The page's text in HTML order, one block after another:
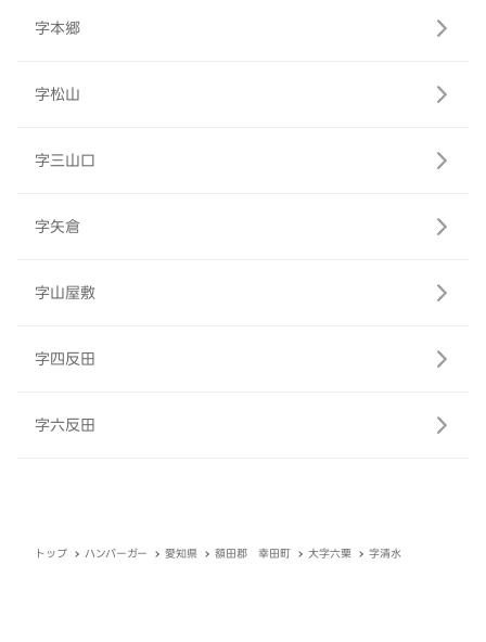
字本郷
字松山
字三山口
字矢倉
字山屋敷
字四反田
字六反田
トップ ハンバーガー 愛知県 額田郡 幸田町 大字六栗 字清水